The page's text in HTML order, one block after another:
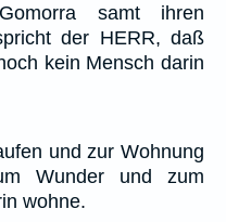
samt ihren
der HERR, daß
kein Mensch darin
und zur Wohnung
Wunder und zum
wohne.